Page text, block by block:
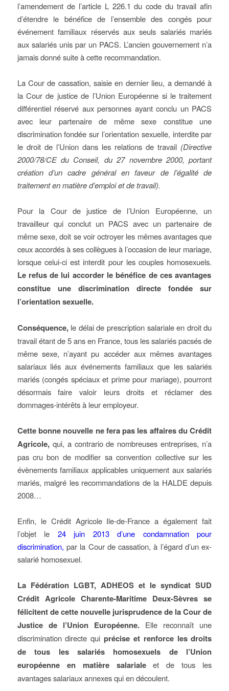
l’amendement de l’article L 226.1 du code du travail afin
d’étendre le bénéfice de l’ensemble des congés pour
événement familiaux réservés aux seuls salariés mariés
aux salariés unis par un PACS. L’ancien gouvernement n’a
jamais donné suite à cette recommandation.
La Cour de cassation, saisie en dernier lieu, a demandé à
la Cour de justice de l’Union Européenne si le traitement
différentiel réservé aux personnes ayant conclu un PACS
avec leur partenaire de même sexe constitue une
discrimination fondée sur l’orientation sexuelle, interdite par
le droit de l’Union dans les relations de travail (Directive
2000/78/CE du Conseil, du 27 novembre 2000, portant
création d’un cadre général en faveur de l’égalité de
traitement en matière d’emploi et de travail).
Pour la Cour de justice de l’Union Européenne, un
travailleur qui conclut un PACS avec un partenaire de
même sexe, doit se voir octroyer les mêmes avantages que
ceux accordés à ses collègues à l’occasion de leur mariage,
lorsque celui-ci est interdit pour les couples homosexuels.
Le refus de lui accorder le bénéfice de ces avantages
constitue une discrimination directe fondée sur
l’orientation sexuelle.
Conséquence,le délai de prescription salariale en droit du
travail étant de 5 ans en France, tous les salariés pacsés de
même sexe, n’ayant pu accéder aux mêmes avantages
salariaux liés aux événements familiaux que les salariés
mariés (congés spéciaux et prime pour mariage), pourront
désormais faire valoir leurs droits et réclamer des
dommages-intérêts à leur employeur.
Cette bonne nouvelle ne fera pas les affaires du Crédit
Agricole,qui, a contrario de nombreuses entreprises, n’a
pas cru bon de modifier sa convention collective sur les
évènements familiaux applicables uniquement aux salariés
mariés, malgré les recommandations de la HALDE depuis
2008…
Enfin, le Crédit Agricole Ile-de-France a également fait
l’objet le 24 juin 2013 d’une condamnation pour
discrimination, par la Cour de cassation, à l’égard d’un ex-
salarié homosexuel.
La Fédération LGBT, ADHEOS et le syndicat SUD
Crédit Agricole Charente-Maritime Deux-Sèvres se
félicitent de cette nouvelle jurisprudence de la Cour de
Justice de l’Union Européenne. Elle reconnaît une
discrimination directe quiprécise et renforce les droits
de tous les salariés homosexuels de l’Union
européenne en matière salarialeet de tous les
avantages salariaux annexes qui en découlent.